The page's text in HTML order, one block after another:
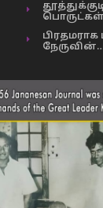
பொருட்கள்